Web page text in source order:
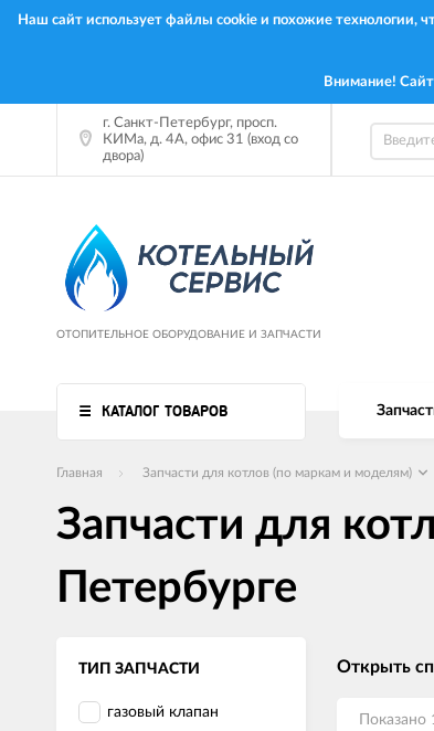
Наш сайт использует файлы cookie и похожие технологии,
Внимание!
г. Санкт-Петербург, просп.
КИМа, д. 4А, офис 31 (вход со
двора)
ОТОПИТЕЛЬНОЕ ОБОРУДОВАНИЕ И ЗАПЧАСТИ
КАТАЛОГ ТОВАРОВ
Главная Запчасти для котлов (по маркам и моделям)
Запчасти для
Петербурге
ТИП ЗАПЧАСТИ
газовый клапан
Открыть
Показано